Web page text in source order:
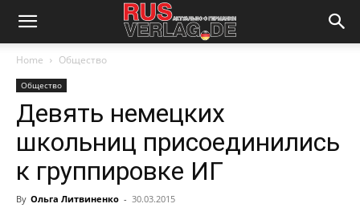
Home Общество
Общество
Девять немецких
школьниц присоединились
к группировке ИГ
By Ольга Литвиненко - 30.03.2015